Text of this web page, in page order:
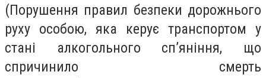
(Порушення правил безпеки дорожнього
руху особою, яка керує транспортом у
стані алкогольного сп’яніння, що
спричинило смерть